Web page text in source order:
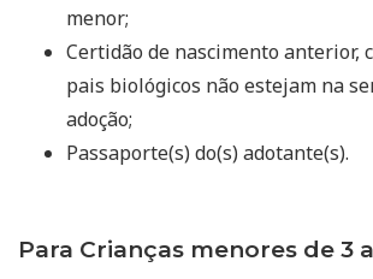
menor;
Certidão de nascimento anterior,
pais biológicos não estejam na
adoção;
Passaporte(s) do(s) adotante(s).
Para Crianças menores de 3